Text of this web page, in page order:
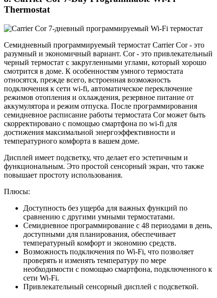
Thermostat
Семидневный программируемый термостат Carrier Cor - это
разумный и экономичный вариант. Cor - это привлекательный
черный термостат с закругленными углами, который хорошо
смотрится в доме. К особенностям умного термостата
относятся, прежде всего, встроенная возможность
подключения к сети wi-fi, автоматическое переключение
режимов отопления и охлаждения, резервное питание от
аккумулятора и режим отпуска. После программирования
семидневное расписание работы термостата Cor может быть
скорректировано с помощью смартфона по wi-fi для
достижения максимальной энергоэффективности и
температурного комфорта в вашем доме.
Дисплей имеет подсветку, что делает его эстетичным и
функциональным. Это простой сенсорный экран, что также
повышает простоту использования.
Плюсы:
Доступность без ущерба для важных функций по
сравнению с другими умными термостатами.
Семидневное программирование с 48 периодами в день,
доступными для планирования, обеспечивает
температурный комфорт и экономию средств.
Возможность подключения по Wi-Fi, что позволяет
проверять и изменять температуру по мере
необходимости с помощью смартфона, подключенного к
сети Wi-Fi.
Привлекательный сенсорный дисплей с подсветкой.